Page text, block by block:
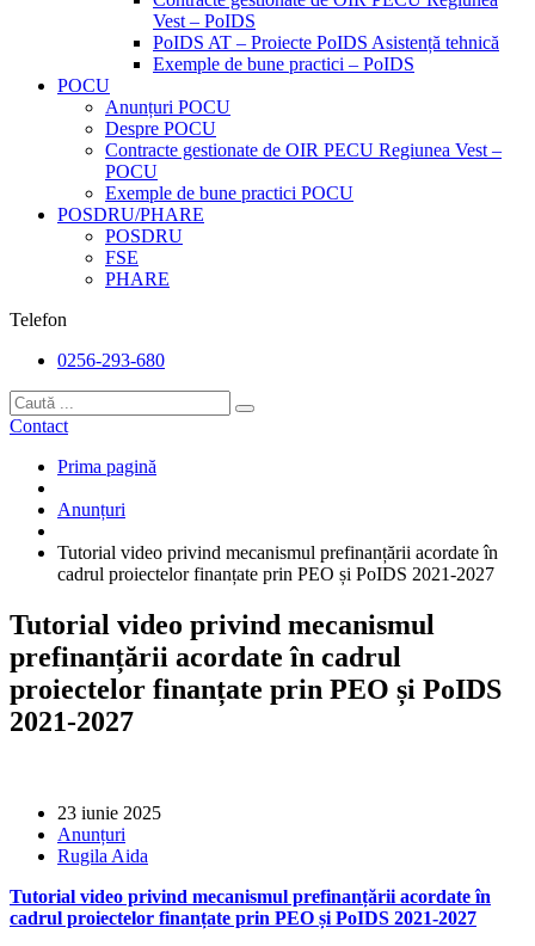
Vest – PoIDS
PoIDS AT – Proiecte PoIDS Asistență tehnică
Exemple de bune practici – PoIDS
POCU
Anunțuri POCU
Despre POCU
Contracte gestionate de OIR PECU Regiunea Vest –
POCU
Exemple de bune practici POCU
POSDRU/PHARE
POSDRU
FSE
PHARE
Telefon
0256-293-680
Contact
Prima pagină
Anunțuri
Tutorial video privind mecanismul prefinanțării acordate în
cadrul proiectelor finanțate prin PEO și PoIDS 2021-2027
Tutorial video privind mecanismul
prefinanțării acordate în cadrul
proiectelor finanțate prin PEO și PoIDS
2021-2027
23 iunie 2025
Anunțuri
Rugila Aida
Tutorial video privind mecanismul prefinanțării acordate în
cadrul proiectelor finanțate prin PEO și PoIDS 2021-2027